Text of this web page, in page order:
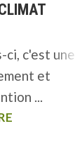
ci, c'est une
et
...